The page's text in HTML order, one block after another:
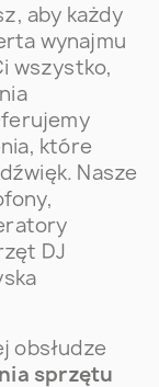
aby każdy
wynajmu
wszystko,
które
Nasze
DJ
obsłudze
sprzętu